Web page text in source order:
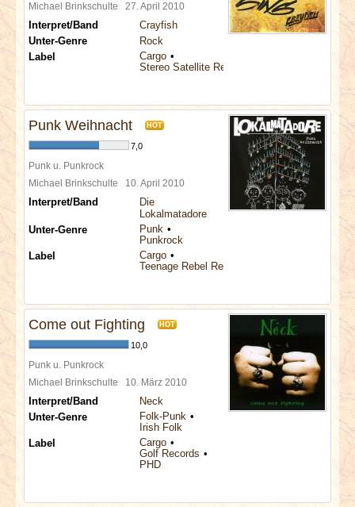
Michael Brinkschulte 27. April 2010
Interpret/Band
Crayfish
Unter-Genre
Rock
Label
Cargo
Stereo Satellite Records
Punk Weihnacht HOT
7,0
Punk u. Punkrock
Michael Brinkschulte 10. April 2010
Interpret/Band
Die
Lokalmatadore
Unter-Genre
Punk
Punkrock
Label
Cargo
Teenage Rebel Records
Come out Fighting HOT
10,0
Punk u. Punkrock
Michael Brinkschulte 10. März 2010
Interpret/Band
Neck
Unter-Genre
Folk-Punk
Irish Folk
Label
Cargo
Golf Records
PHD